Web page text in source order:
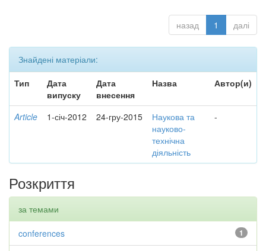
назад 1 далі
Знайдені матеріали:
Тип
Дата
випуску
Дата
внесення
Назва Автор(и)
Article 1-січ-2012 24-гру-2015
Наукова та
науково-
технічна
діяльність
-
Розкриття
за темами
1
conferences